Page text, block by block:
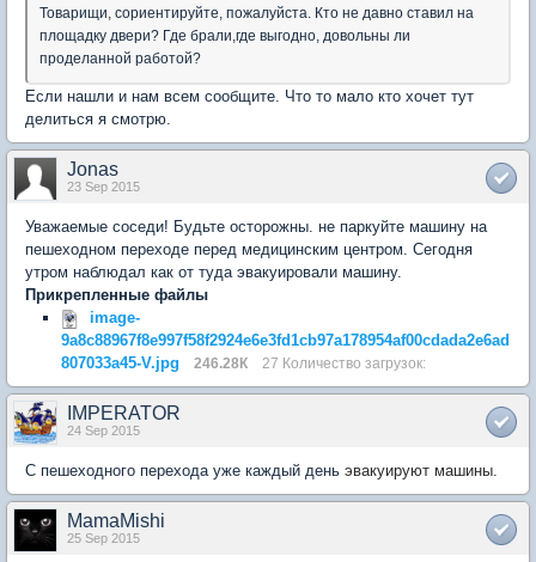
Товарищи, сориентируйте, пожалуйста. Кто не давно ставил на
площадку двери? Где брали,где выгодно, довольны ли
проделанной работой?
Если нашли и нам всем сообщите. Что то мало кто хочет тут
делиться я смотрю.
Jonas
23 Sep 2015
Уважаемые соседи! Будьте осторожны. не паркуйте машину на
пешеходном переходе перед медицинским центром. Сегодня
утром наблюдал как от туда эвакуировали машину.
Прикрепленные файлы
image-
9a8c88967f8e997f58f2924e6e3fd1cb97a178954af00cdada2e6ad
807033a45-V.jpg
246.28К 27 Количество загрузок:
IMPERATOR
24 Sep 2015
С пешеходного перехода уже каждый день эвакуируют машины.
MamaMishi
25 Sep 2015